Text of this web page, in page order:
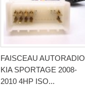
FAISCEAU AUTORADIO
KIA SPORTAGE 2008-
2010 4HP ISO...